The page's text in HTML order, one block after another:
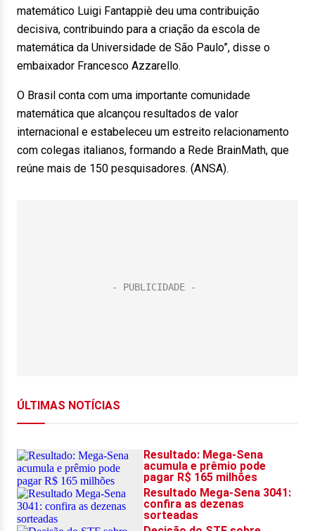
matemático Luigi Fantappiè deu uma contribuição
decisiva, contribuindo para a criação da escola de
matemática da Universidade de São Paulo”, disse o
embaixador Francesco Azzarello.
O Brasil conta com uma importante comunidade
matemática que alcançou resultados de valor
internacional e estabeleceu um estreito relacionamento
com colegas italianos, formando a Rede BrainMath, que
reúne mais de 150 pesquisadores. (ANSA).